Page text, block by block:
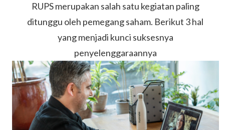
RUPS merupakan salah satu kegiatan paling
ditunggu oleh pemegang saham. Berikut 3 hal
yang menjadi kunci suksesnya
penyelenggaraannya